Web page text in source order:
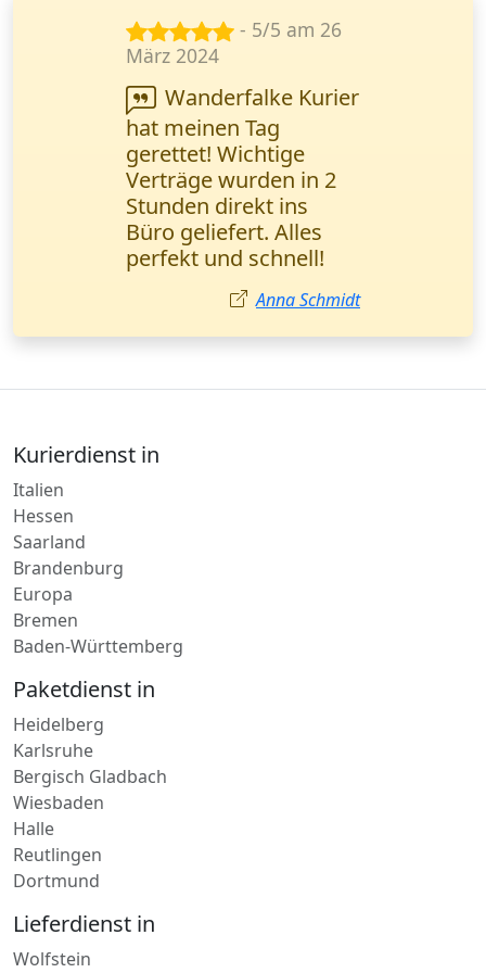
- 3/5 am 16
Apr. 2024
Ich habe eine
dringende Lieferung
von Kleingut (1 Palette)
bestellt. Alles schnell,
aber der Fahrer war
wegen Stau leicht
verspätet. Insgesamt
guter Service.
Kurierdienst in
Italien
Hessen
Saarland
Brandenburg
Europa
Bremen
Paketdienst in
Heidelberg
Karlsruhe
Bergisch Gladbach
Wiesbaden
Halle
Reutlingen
Lieferdienst in